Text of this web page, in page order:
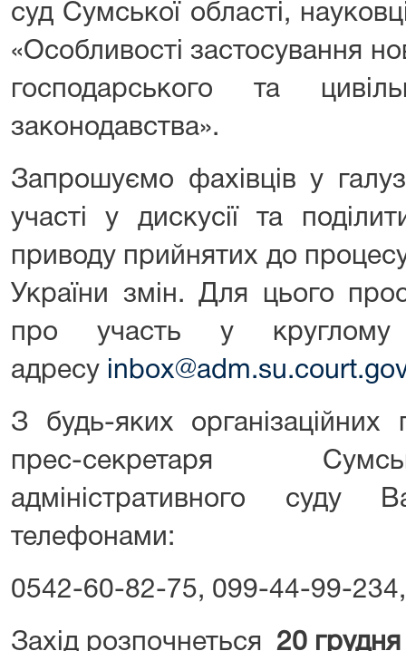
суд Сумської області,
«Особливості застосування
господарського та
законодавства».
Запрошуємо фахівців у
участі у дискусії та
приводу прийнятих до
України змін. Для цього
про участь у
адресу
З будь-яких організаційних
прес-секретаря
адміністративного
телефонами:
0542-60-82-75, 099-44-99-
Захід розпочнеться 20